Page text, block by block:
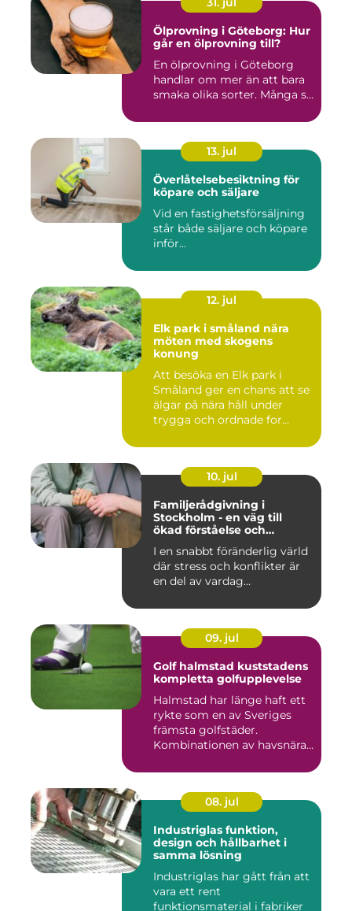
Ölprovning i Göteborg: Hur
går en ölprovning till?
En ölprovning i Göteborg
handlar om mer än att bara
smaka olika sorter. Många s...
13. jul
Överlåtelsebesiktning för
köpare och säljare
Vid en fastighetsförsäljning
står både säljare och köpare
inför...
12. jul
Elk park i småland nära
möten med skogens
konung
Att besöka en Elk park i
Småland ger en chans att se
älgar på nära håll under
trygga och ordnade for...
10. jul
Familjerådgivning i
Stockholm - en väg till
ökad förståelse och
I en snabbt föränderlig värld
där stress och konflikter är
en del av vardag...
09. jul
Golf halmstad kuststadens
kompletta golfupplevelse
Halmstad har länge haft ett
rykte som en av Sveriges
främsta golfstäder.
Kombinationen av havsnära
08. jul
Industriglas funktion,
design och hållbarhet i
samma lösning
Industriglas har gått från att
vara ett rent
funktionsmaterial i fabriker